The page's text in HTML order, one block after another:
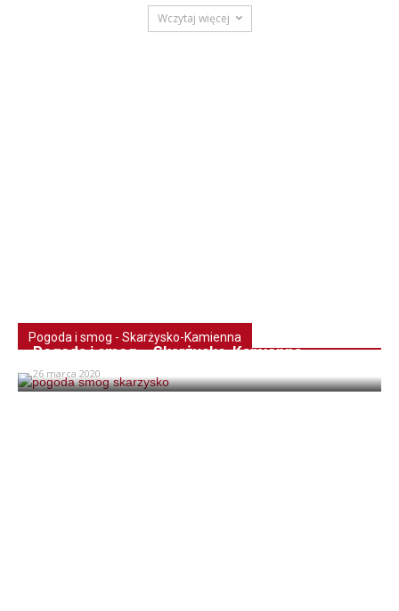
Wczytaj więcej
Pogoda i smog - Skarżysko-Kamienna
Pogoda i smog – Skarżysko-Kamienna
26 marca 2020